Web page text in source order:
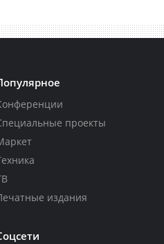
проекты
издания